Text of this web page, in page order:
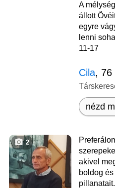
A
állott
egyre
lenni
11-17
Cila, 76
nézd
2
akivel
boldog